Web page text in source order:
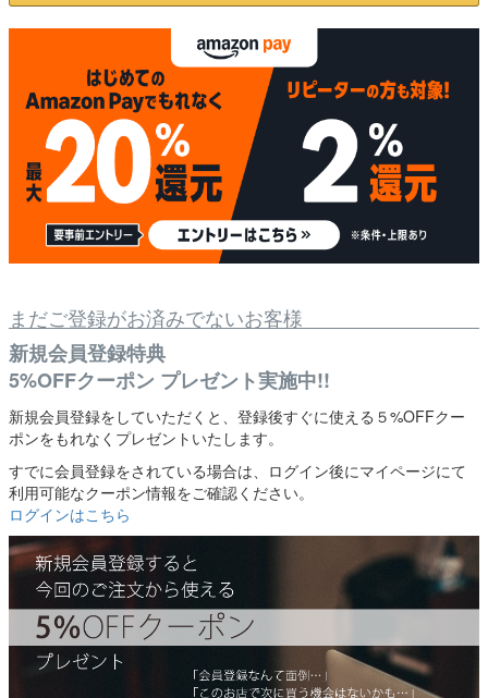
まだご登録がお済みでないお客様
新規会員登録特典
5%OFFクーポン プレゼント実施中!!
新規会員登録をしていただくと、登録後すぐに使える５%OFFクー
ポンをもれなくプレゼントいたします。
すでに会員登録をされている場合は、ログイン後にマイページにて
利用可能なクーポン情報をご確認ください。
ログインはこちら